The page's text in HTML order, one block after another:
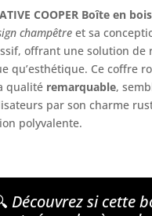
COOPER Boîte en bois
champêtreet sa
offrant une solution de
qu’esthétique. Ce coffre
qualité remarquable,
par son charme
polyvalente.
Découvrez si cette